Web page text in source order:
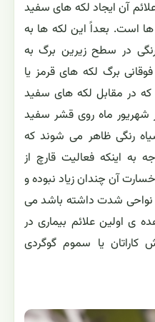
آن ایجاد لکه های سفید
است. بعداً این لکه ها به
در سطح زیرین برگ به
برگ لکه های قرمز یا
در مقابل لکه های سفید
شهریور ماه روی قشر سفید
رنگی ظاهر می شوند که
به اینکه فعالیت قارچ از
آن چندان زیاد نبوده و
نواحی شدت داشته باشد می
ی اولین علائم بیماری در
یا سموم گوگردی